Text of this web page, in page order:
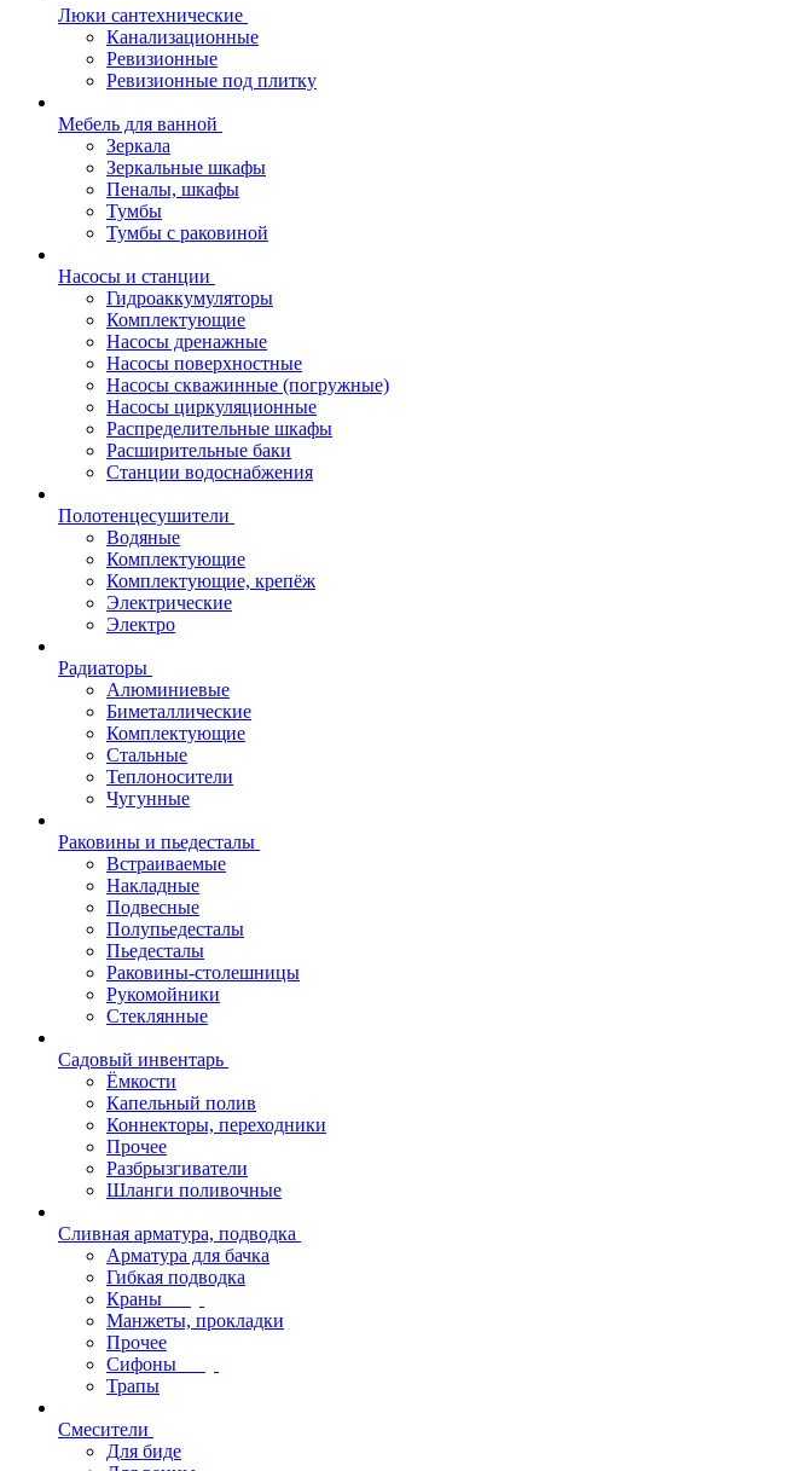
Люки сантехнические
Канализационные
Ревизионные
Ревизионные под плитку
Мебель для ванной
Зеркала
Зеркальные шкафы
Пеналы, шкафы
Тумбы
Тумбы с раковиной
Насосы и станции
Гидроаккумуляторы
Комплектующие
Насосы дренажные
Насосы поверхностные
Насосы скважинные (погружные)
Насосы циркуляционные
Распределительные шкафы
Расширительные баки
Станции водоснабжения
Полотенцесушители
Водяные
Комплектующие
Комплектующие, крепёж
Электрические
Электро
Радиаторы
Алюминиевые
Биметаллические
Комплектующие
Стальные
Теплоносители
Чугунные
Раковины и пьедесталы
Встраиваемые
Накладные
Подвесные
Полупьедесталы
Пьедесталы
Раковины-столешницы
Рукомойники
Стеклянные
Садовый инвентарь
Ёмкости
Капельный полив
Коннекторы, переходники
Прочее
Разбрызгиватели
Шланги поливочные
Сливная арматура, подводка
Арматура для бачка
Гибкая подводка
Краны
Манжеты, прокладки
Прочее
Сифоны
Трапы
Смесители
Для биде